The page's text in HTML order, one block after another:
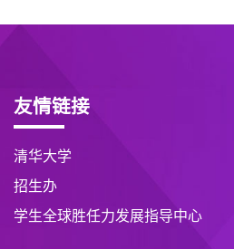
友情链接
清华大学
招生办
学生全球胜任力发展指导中心